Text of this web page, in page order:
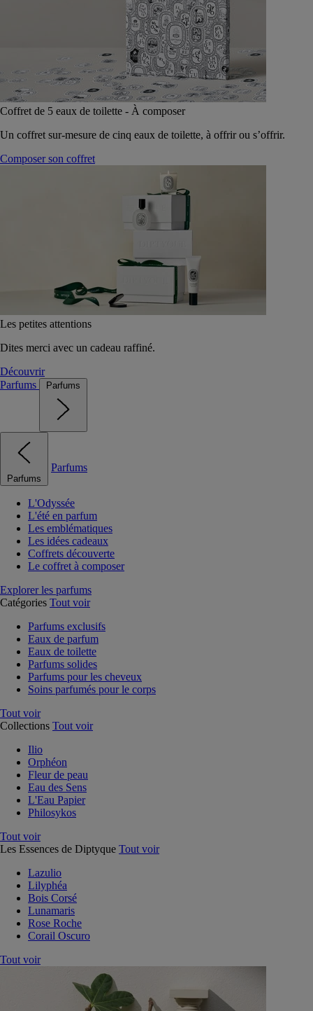
Coffret de 5 eaux de toilette - À composer
Un coffret sur-mesure de cinq eaux de toilette, à offrir ou s’offrir.
Composer son coffret
Les petites attentions
Dites merci avec un cadeau raffiné.
Découvrir
Parfums
Parfums
Parfums
Parfums
L'Odyssée
L'été en parfum
Les emblématiques
Les idées cadeaux
Coffrets découverte
Le coffret à composer
Explorer les parfums
Catégories Tout voir
Parfums exclusifs
Eaux de parfum
Eaux de toilette
Parfums solides
Parfums pour les cheveux
Soins parfumés pour le corps
Tout voir
Collections Tout voir
Ilio
Orphéon
Fleur de peau
Eau des Sens
L'Eau Papier
Philosykos
Tout voir
Les Essences de Diptyque Tout voir
Lazulio
Lilyphéa
Bois Corsé
Lunamaris
Rose Roche
Corail Oscuro
Tout voir